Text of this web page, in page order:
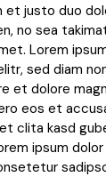
justo duo
no sea
Lorem
sed diam
et dolore
eos et
clita kasd
ipsum